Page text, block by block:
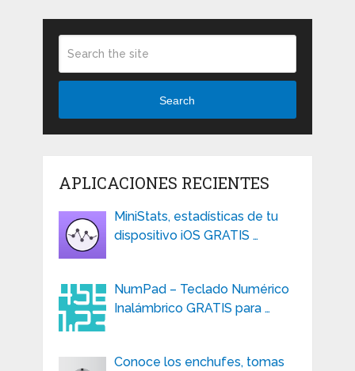
Search
APLICACIONES RECIENTES
MiniStats, estadísticas de tu
dispositivo iOS GRATIS …
NumPad – Teclado Numérico
Inalámbrico GRATIS para …
Conoce los enchufes, tomas